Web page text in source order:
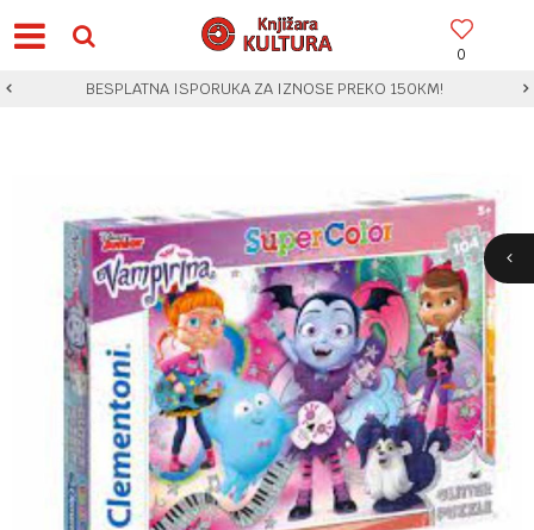
0
BESPLATNA ISPORUKA ZA IZNOSE PREKO 150KM!